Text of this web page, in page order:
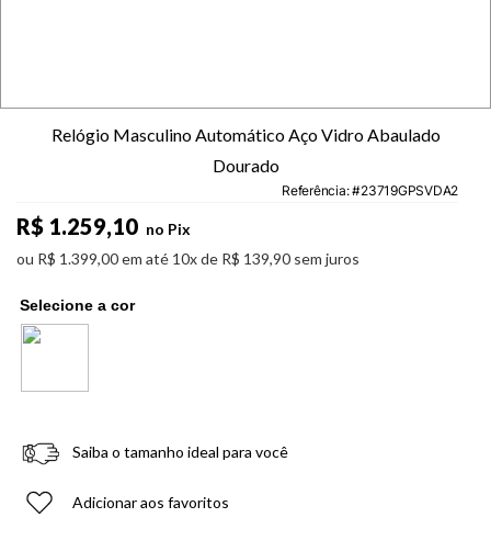
Relógio Masculino Automático Aço Vidro Abaulado
Dourado
Referência: 23719GPSVDA2
R$ 1.259,10 no Pix
ou R$ 1.399,00em até 10x de R$ 139,90 sem juros
Saiba o tamanho ideal para você
Adicionar aos favoritos